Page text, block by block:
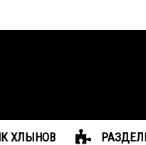
ХЛЫНОВ